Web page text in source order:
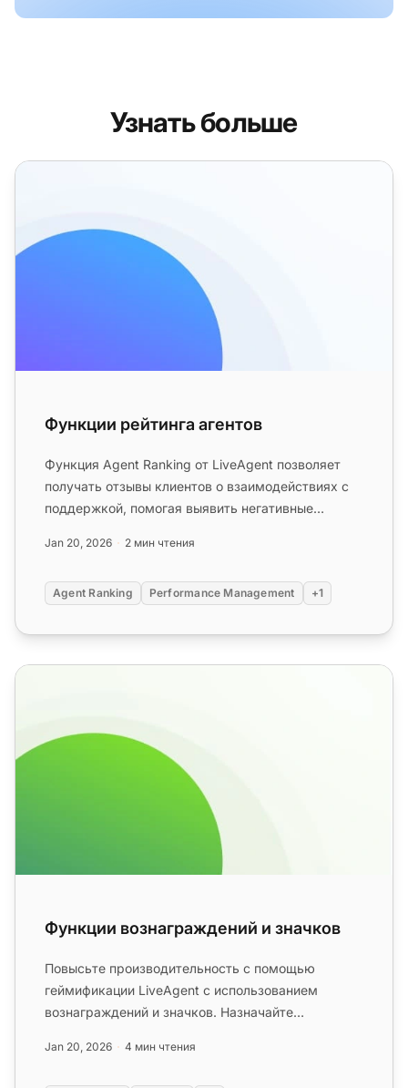
Узнать больше
Функции рейтинга агентов
Функции рейтинга агентов
Функция Agent Ranking от LiveAgent позволяет
получать отзывы клиентов о взаимодействиях с
поддержкой, помогая выявить негативные
Jan 20, 2026 2 мин чтения
Agent Ranking Performance Management +1
Функции вознаграждений и значков
Функции вознаграждений и значков
Повысьте производительность с помощью
геймификации LiveAgent с использованием
вознаграждений и значков. Назначайте
чтоб...
Jan 20, 2026 4 мин чтения